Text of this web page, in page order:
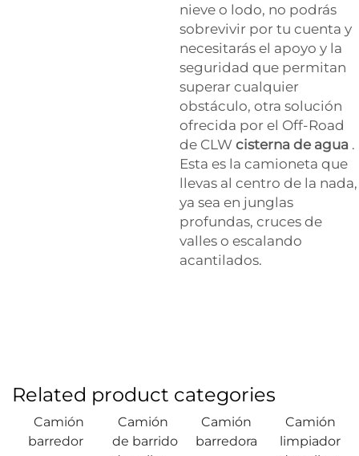
nieve o lodo, no podrás
sobrevivir por tu cuenta y
necesitarás el apoyo y la
seguridad que permitan
superar cualquier
obstáculo, otra solución
ofrecida por el Off-Road
de CLW cisterna de agua .
Esta es la camioneta que
llevas al centro de la nada,
ya sea en junglas
profundas, cruces de
valles o escalando
acantilados.
Related product categories
Camión
barredor
Camión
de barrido
Camión
barredora
Camión
limpiador